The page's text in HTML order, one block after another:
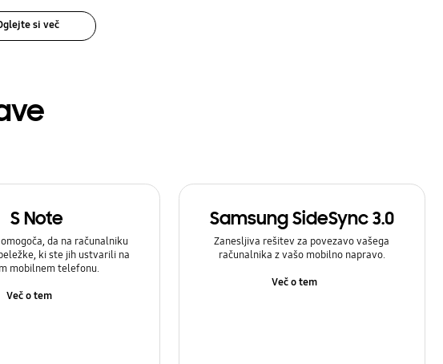
si več
S Note
da na računalniku
ki ste jih ustvarili na
mobilnem telefonu.
Več o tem
Samsung SideSync 3.0
Zanesljiva rešitev za povezavo vašega
računalnika z vašo mobilno napravo.
Več o tem